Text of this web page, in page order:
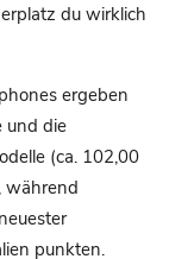
du wirklich
ergeben
und die
(ca. 102,00
während
punkten.